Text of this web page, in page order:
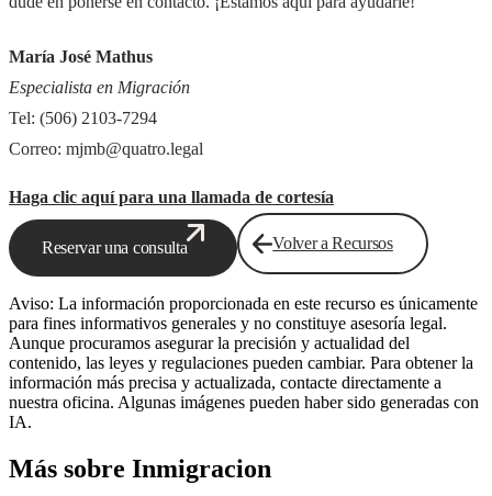
María José Mathus
Especialista en Migración
Tel: (506) 2103-7294
Correo: mjmb@quatro.legal
Haga clic aquí para una llamada de cortesía
Reservar una consulta Volver a Recursos
Aviso: La información proporcionada en este recurso es únicamente
para fines informativos generales y no constituye asesoría legal.
Aunque procuramos asegurar la precisión y actualidad del
contenido, las leyes y regulaciones pueden cambiar. Para obtener la
información más precisa y actualizada, contacte directamente a
nuestra oficina. Algunas imágenes pueden haber sido generadas con
IA.
Más sobre Inmigracion